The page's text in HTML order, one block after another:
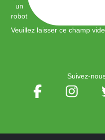
un
robot
Veuillez laisser ce champ
Suivez-